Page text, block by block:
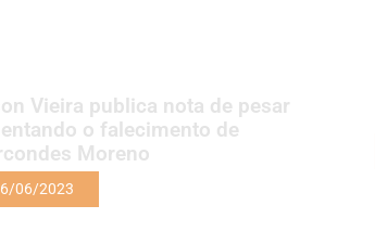
Vieira publica nota de pesar
o falecimento de
Moreno
06/2023